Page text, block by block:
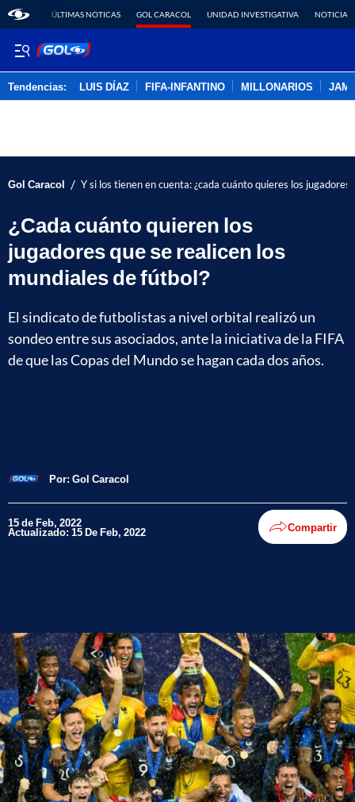
ÚLTIMAS NOTICAS GOL CARACOL UNIDAD INVESTIGATIVA NOTICIAS
Tendencias: LUIS DÍAZ FIFA-INFANTINO MILLONARIOS
Gol Caracol / Y si los tienen en cuenta: ¿cada cuánto quieres los
¿Cada cuánto quieren los
jugadores que se realicen los
mundiales de fútbol?
El sindicato de futbolistas a nivel orbital realizó un
sondeo entre sus asociados, ante la iniciativa de la FIFA
de que las Copas del Mundo se hagan cada dos años.
Por: Gol Caracol
15 de Feb, 2022
Actualizado: 15 De Feb, 2022 Compartir